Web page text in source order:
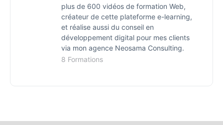
plus de 600 vidéos de formation Web,
créateur de cette plateforme e-learning,
et réalise aussi du conseil en
développement digital pour mes clients
via mon agence Neosama Consulting.
8 Formations